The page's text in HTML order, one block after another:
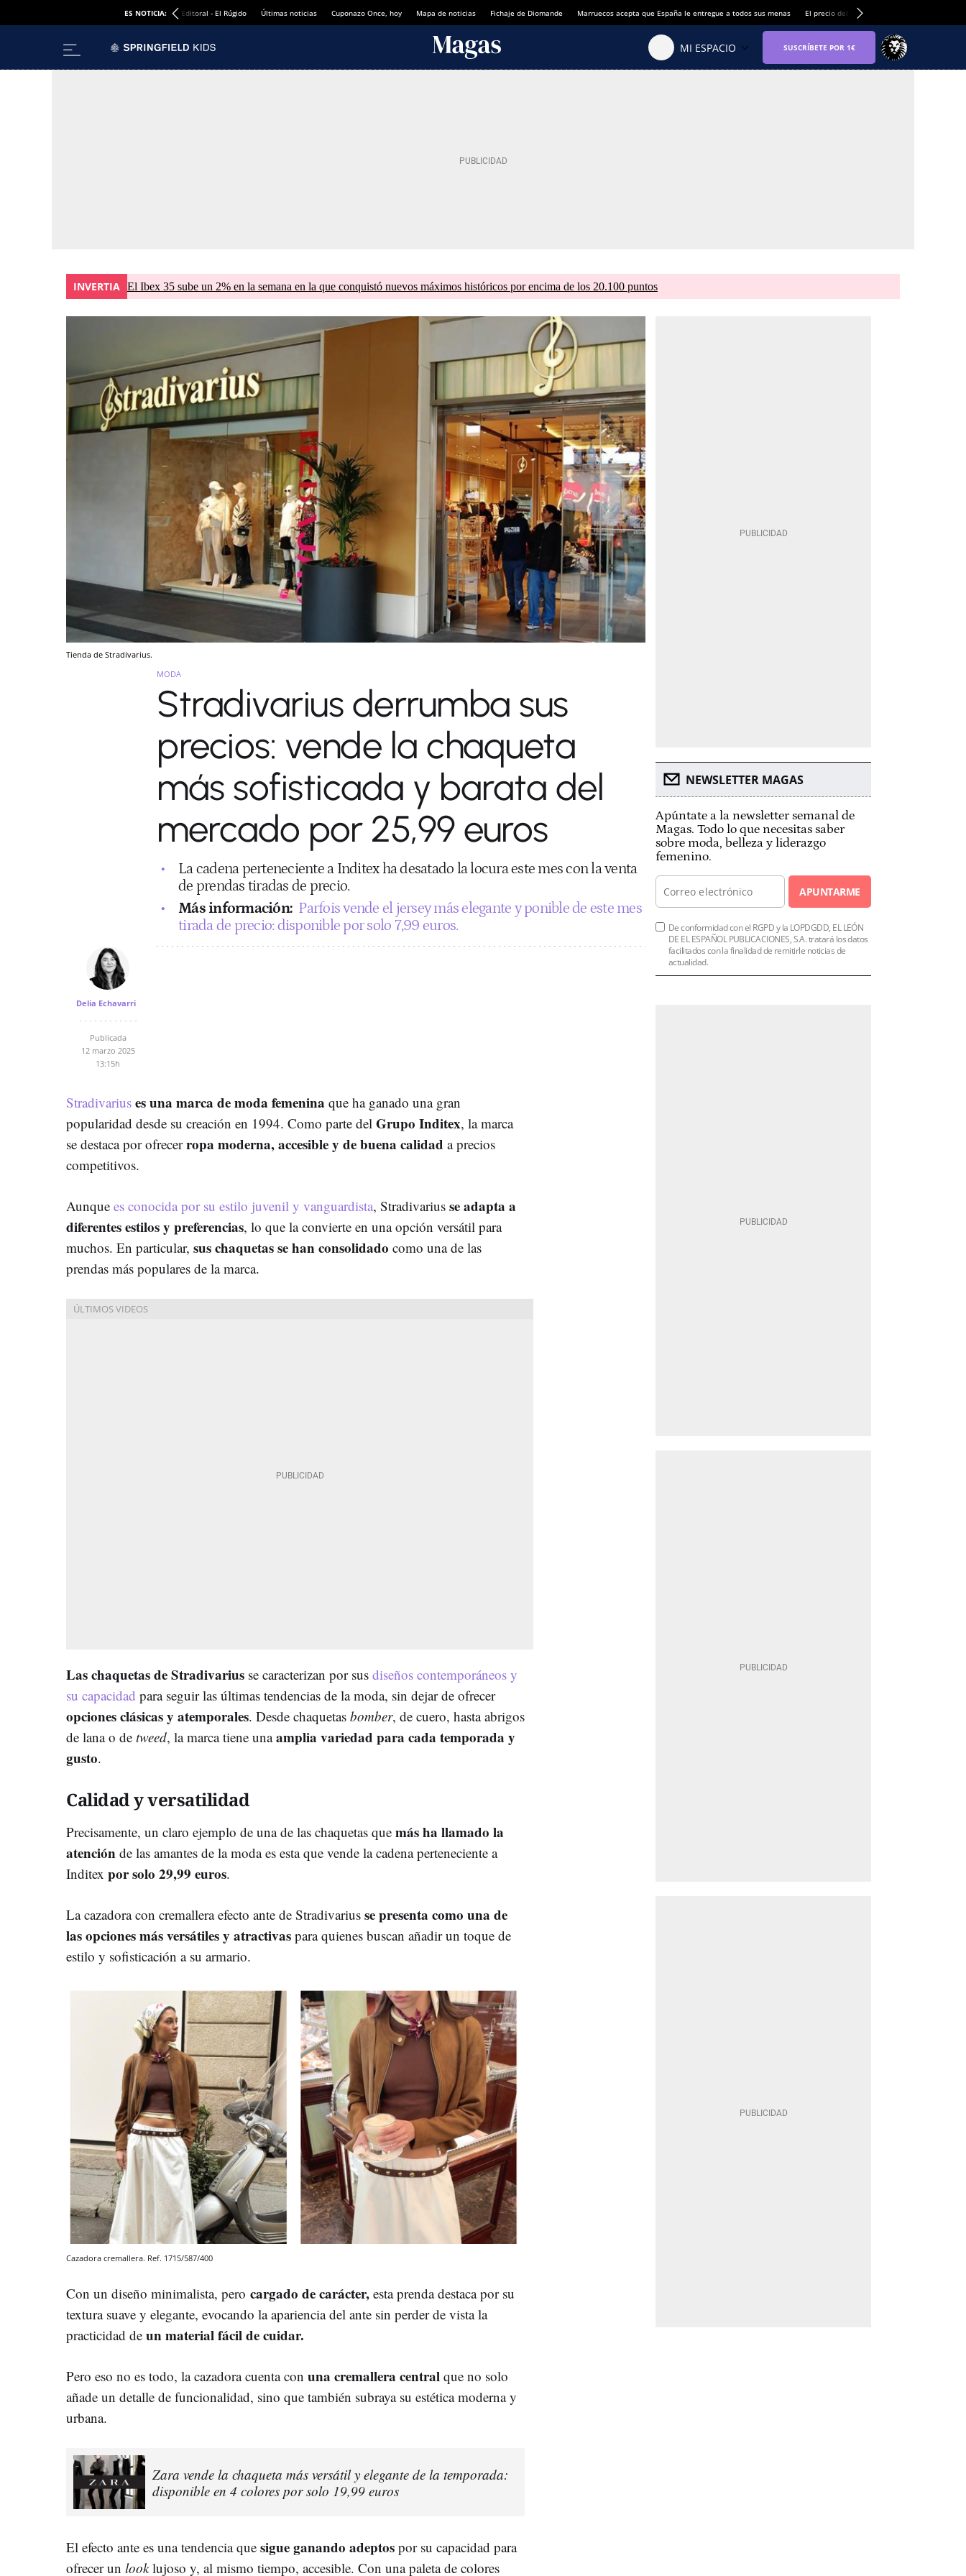
ES NOTICIA: Editoral - El Rúgido Últimas noticias Cuponazo Once, hoy Mapa de noticias Fichaje de Diomande Marruecos acepta que España le entregue a todos sus menas El precio del alquiler de vivienda baja por
INVERTIA El Ibex 35 sube un 2% en la semana en la que conquistó nuevos máximos históricos por encima de los 20.100 puntos
Tienda de Stradivarius.
MODA
Stradivarius derrumba sus
precios: vende la chaqueta
más sofisticada y barata del
mercado por 25,99 euros
La cadena perteneciente a Inditex ha desatado la locura este mes con la venta
de prendas tiradas de precio.
Más información: Parfois vende el jersey más elegante y ponible de este mes
tirada de precio: disponible por solo 7,99 euros.
Delia Echavarri
Publicada
12 marzo 2025
13:15h
Stradivarius es una marca de moda femenina que ha ganado una gran
popularidad desde su creación en 1994. Como parte del Grupo Inditex, la marca
se destaca por ofrecerropa moderna, accesible y de buena calidad a precios
competitivos.
Aunque es conocida por su estilo juvenil y vanguardista, Stradivarius se adapta a
diferentes estilos y preferencias, lo que la convierte en una opción versátil para
muchos. En particular, sus chaquetas se han consolidado como una de las
prendas más populares de la marca.
Las chaquetas de Stradivarius se caracterizan por sus diseños contemporáneos y
su capacidad para seguir las últimas tendencias de la moda, sin dejar de ofrecer
opciones clásicas y atemporales. Desde chaquetas bomber, de cuero, hasta abrigos
de lana o de tweed, la marca tiene unaamplia variedad para cada temporada y
gusto.
Calidad y versatilidad
Precisamente, un claro ejemplo de una de las chaquetas que más ha llamado la
atención de las amantes de la moda es esta que vende la cadena perteneciente a
Inditex por solo 29,99 euros.
La cazadora con cremallera efecto ante de Stradivarius se presenta como una de
las opciones más versátiles y atractivas para quienes buscan añadir un toque de
estilo y sofisticación a su armario.
Cazadora cremallera. Ref. 1715/587/400
Con un diseño minimalista, pero cargado de carácter, esta prenda destaca por su
textura suave y elegante, evocando la apariencia del ante sin perder de vista la
practicidad de un material fácil de cuidar.
Pero eso no es todo, la cazadora cuenta con una cremallera central que no solo
añade un detalle de funcionalidad, sino que también subraya su estética moderna y
urbana.
Zara vende la chaqueta más versátil y elegante de la temporada:
disponible en 4 colores por solo 19,99 euros
El efecto ante es una tendencia que sigue ganando adeptos por su capacidad para
ofrecer un looklujoso y, al mismo tiempo, accesible. Con una paleta de colores
NEWSLETTER MAGAS
Apúntate a la newsletter semanal de
Magas. Todo lo que necesitas saber
sobre moda, belleza y liderazgo
femenino.
APUNTARME
De conformidad con el RGPD y la LOPDGDD, EL LEÓN
DE EL ESPAÑOL PUBLICACIONES, S.A. tratará los datos
facilitados con la finalidad de remitirle noticias de
actualidad.